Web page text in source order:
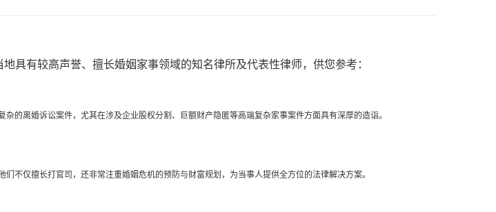
具有较高声誉、擅长婚姻家事领域的知名律所及代表性律师，供您参考：
的离婚诉讼案件，尤其在涉及企业股权分割、巨额财产隐匿等高端复杂家事案件方面具有深厚的造诣。
不仅擅长打官司，还非常注重婚姻危机的预防与财富规划，为当事人提供全方位的法律解决方案。